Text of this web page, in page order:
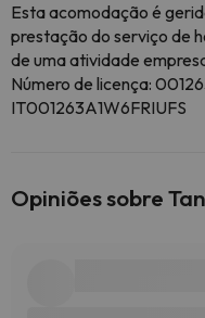
Esta acomodação é
prestação do serviço de
de uma atividade
Número de licença:
IT001263A1W6FRIUFS
Opiniões sobre